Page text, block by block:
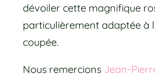
dévoiler cette magnifique
particulièrement adaptée à
coupée.
Nous remercions Jean-